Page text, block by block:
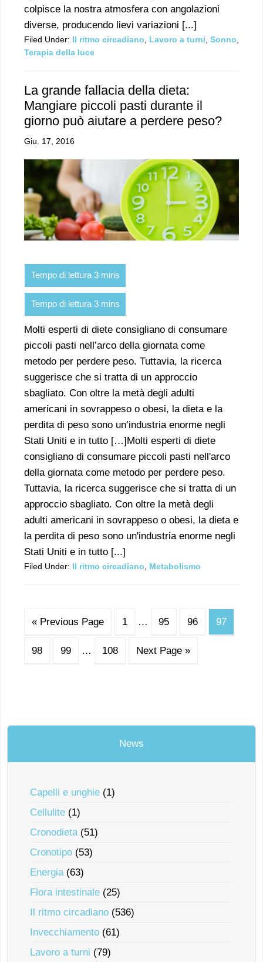
colpisce la nostra atmosfera con angolazioni
diverse, producendo lievi variazioni [...]
Filed Under: Il ritmo circadiano Lavoro a turni Sonno
Terapia della luce
La grande fallacia della dieta:
Mangiare piccoli pasti durante il
giorno può aiutare a perdere peso?
Giu. 17, 2016
Molti esperti di diete consigliano di consumare
piccoli pasti nell’arco della giornata come
metodo per perdere peso. Tuttavia, la ricerca
suggerisce che si tratta di un approccio
sbagliato. Con oltre la metà degli adulti
americani in sovrappeso o obesi, la dieta e la
perdita di peso sono un’industria enorme negli
Stati Uniti e in tutto […]Molti esperti di diete
consigliano di consumare piccoli pasti nell'arco
della giornata come metodo per perdere peso.
Tuttavia, la ricerca suggerisce che si tratta di un
approccio sbagliato. Con oltre la metà degli
adulti americani in sovrappeso o obesi, la dieta e
la perdita di peso sono un'industria enorme negli
Stati Uniti e in tutto [...]
Filed Under: Il ritmo circadiano Metabolismo
« Previous Page 1 … 95 96 97
98 99 … 108 Next Page »
News
Capelli e unghie (1)
Cellulite (1)
Cronodieta(51)
Cronotipo (53)
Energia(63)
Flora intestinale (25)
Il ritmo circadiano (536)
Invecchiamento (61)
Lavoro a turni (79)